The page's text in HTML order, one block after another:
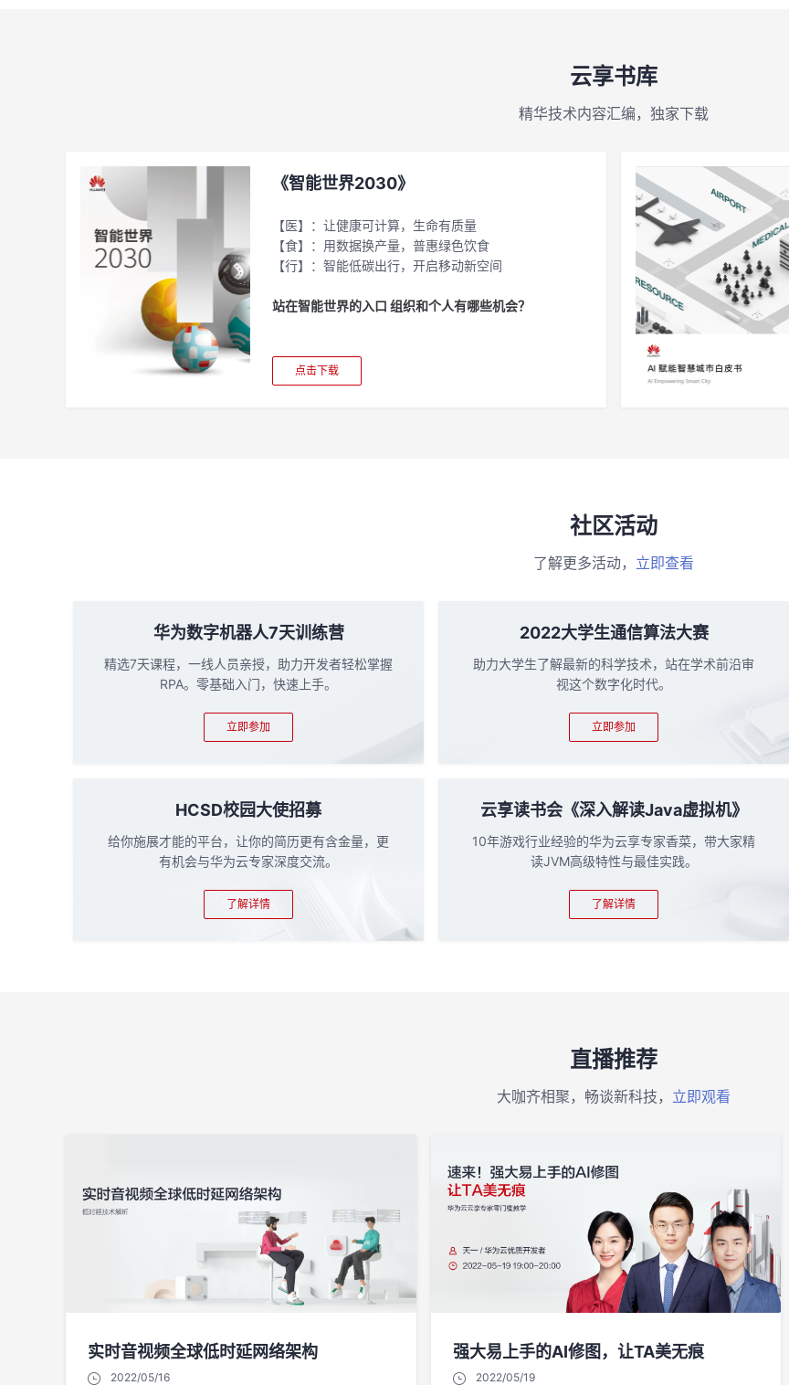
云享书库
精华技术内容汇编，独家下载
《智能世界2030》
【医】：让健康可计算，生命有质量
【食】：用数据换产量，普惠绿色饮食
【行】：智能低碳出行，开启移动新空间
站在智能世界的入口 组织和个人有哪些机会？
点击下载
社区活动
了解更多活动， 立即查看
华为数字机器人7天训练营
精选7天课程，一线人员亲授，助力开发者轻松掌握
RPA。零基础入门，快速上手。
立即参加
2022大学生通信算法大赛
助力大学生了解最新的科学技术，站在学术前沿审
视这个数字化时代。
立即参加
HCSD校园大使招募
给你施展才能的平台，让你的简历更有含金量，更
有机会与华为云专家深度交流。
了解详情
云享读书会《深入解读Java虚拟机》
10年游戏行业经验的华为云享专家香菜，带大家精
读JVM高级特性与最佳实践。
了解详情
直播推荐
大咖齐相聚，畅谈新科技， 立即观看
实时音视频全球低时延网络架构
2022/05/16
强大易上手的AI修图，让TA美无痕
2022/05/19